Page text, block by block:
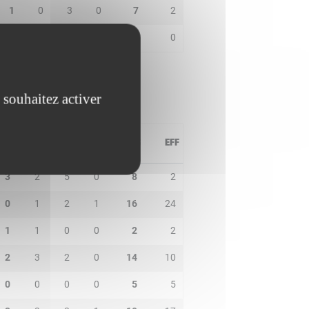
1 0 3 0 7 2
0
EFF
3 2 5 0 8 2
0 1 2 1 16 24
1 1 0 0 2 2
2 3 2 0 14 10
0 0 0 0 5 5
activer